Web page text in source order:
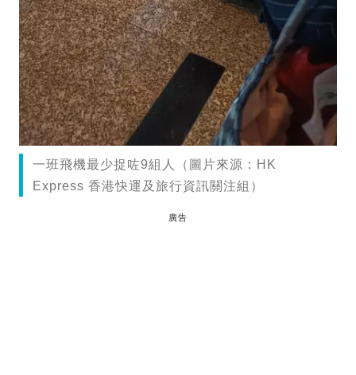
一班飛機最少捉咗9組人（圖片來源：HK
Express 香港快運及旅行資訊關注組）
廣告